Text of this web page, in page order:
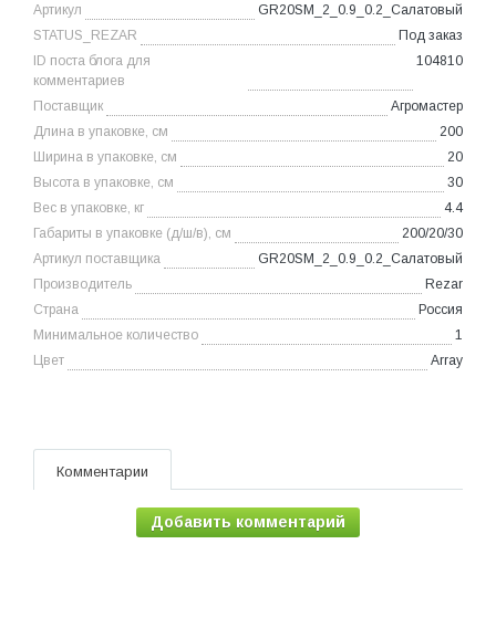
Артикул
GR20SM_2_0.9_0.2_Салатовый
STATUS_REZAR
Под заказ
ID поста блога для
комментариев
104810
Поставщик
Агромастер
Длина в упаковке, см
200
Ширина в упаковке, см
20
Высота в упаковке, см
30
Вес в упаковке, кг
4.4
Габариты в упаковке (д/ш/в), см
200/20/30
Артикул поставщика
GR20SM_2_0.9_0.2_Салатовый
Производитель
Rezar
Страна
Россия
Минимальное количество
1
Цвет
Array
Комментарии
Добавить комментарий